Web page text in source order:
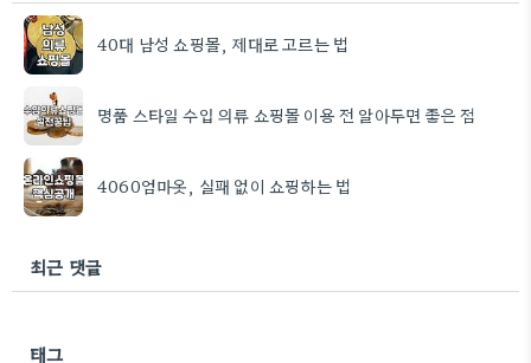
40대 남성 쇼핑몰, 제대로 고르는 법
명품 스타일 수입 의류 쇼핑몰 이용 전 알아두면 좋은 점
4060엄마옷, 실패 없이 쇼핑하는 법
최근 댓글
태그